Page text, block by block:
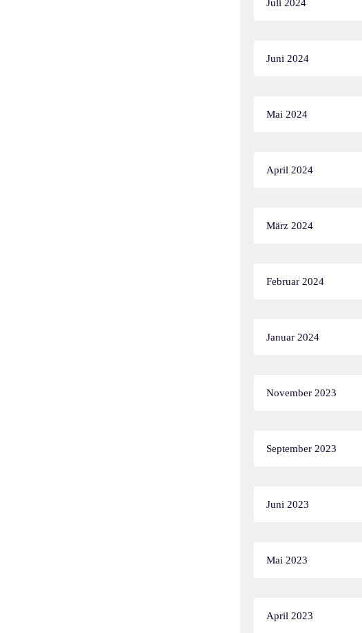
Juli 2024
Juni 2024
Mai 2024
April 2024
März 2024
Februar 2024
Januar 2024
November 2023
September 2023
Juni 2023
Mai 2023
April 2023